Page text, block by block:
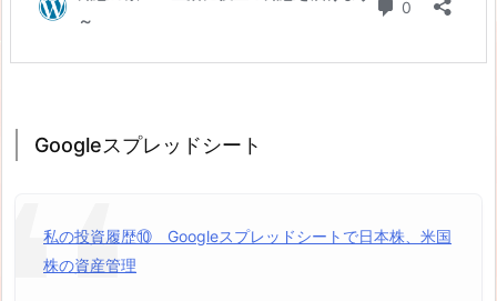
Googleスプレッドシート
私の投資履歴⑩ Googleスプレッドシートで日本株、米国
株の資産管理